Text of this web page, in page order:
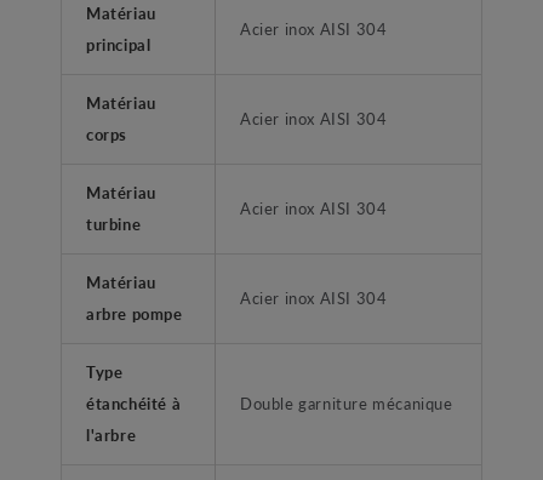
Matériau
principal
Acier inox AISI 304
Matériau
corps
Acier inox AISI 304
Matériau
turbine
Acier inox AISI 304
Matériau
arbre pompe
Acier inox AISI 304
Type
étanchéité à
l'arbre
Double garniture mécanique